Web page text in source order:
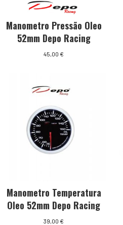
Manometro Pressão Oleo
52mm Depo Racing
45,00 €
Manometro Temperatura
Oleo 52mm Depo Racing
39,00 €